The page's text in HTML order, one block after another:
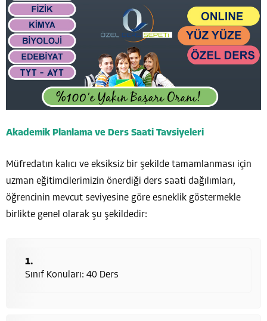
Akademik Planlama ve Ders Saati Tavsiyeleri
Müfredatın kalıcı ve eksiksiz bir şekilde tamamlanması için
uzman eğitimcilerimizin önerdiği ders saati dağılımları,
öğrencinin mevcut seviyesine göre esneklik göstermekle
birlikte genel olarak şu şekildedir:
Sınıf Konuları: 40 Ders